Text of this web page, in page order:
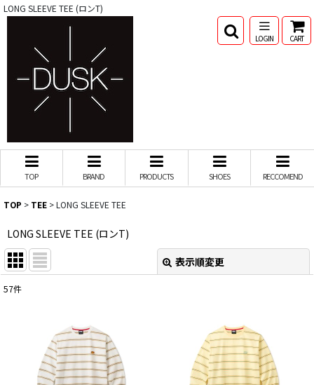
LONG SLEEVE TEE (ロンT)
LOGIN CART
TOP BRAND PRODUCTS SHOES RECCOMEND
TOP > TEE >LONG SLEEVE TEE
LONG SLEEVE TEE (ロンT)
表示順変更
57件